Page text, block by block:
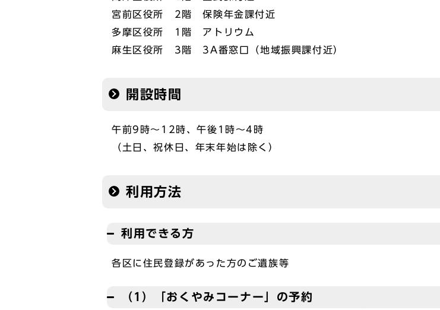
宮前区役所 2階 保険年金課付近
多摩区役所 1階 アトリウム
麻生区役所 3階 3A番窓口（地域振興課付近）
開設時間
午前9時～12時、午後1時～4時
（土日、祝休日、年末年始は除く）
利用方法
利用できる方
各区に住民登録があった方のご遺族等
（1）「おくやみコーナー」の予約